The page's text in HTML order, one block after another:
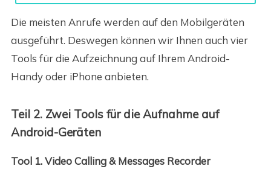
Die meisten Anrufe werden auf den Mobilgeräten
ausgeführt. Deswegen können wir Ihnen auch vier
Tools für die Aufzeichnung auf Ihrem Android-
Handy oder iPhone anbieten.
Teil 2. Zwei Tools für die Aufnahme auf
Android-Geräten
Tool 1. Video Calling & Messages Recorder